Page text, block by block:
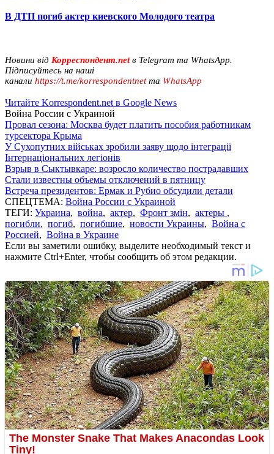
В ДТП погиб актер киевского Молодого театра
Новини від Корреспондент.netв Telegram та WhatsApp.
Підписуйтесь на наші
канали https://t.me/korrespondentnetта WhatsApp
Читайте Korrespondent.net в Google News
Война России с Украиной
Провал сезона: Москва будет платить пособия работникам
турсектора Крыма
У Сухопутних військах зробили заяву щодо інтеграції
Інтернаціональних легіонів
Взрыв в Сыктывкаре: возросло количество пострадавших
Стали известны объемы отключений в пятницу
Встреча президентов: Ермак и Рубио обсудили детали
СПЕЦТЕМА: Война России с Украиной
ТЕГИ: Украина, война, актер, Фронт змін, актеры ,
погибли, погиб, погибшие, новости Украины, Война с
Россией, Война в Украине
Если вы заметили ошибку, выделите необходимый текст и
нажмите Ctrl+Enter, чтобы сообщить об этом редакции.